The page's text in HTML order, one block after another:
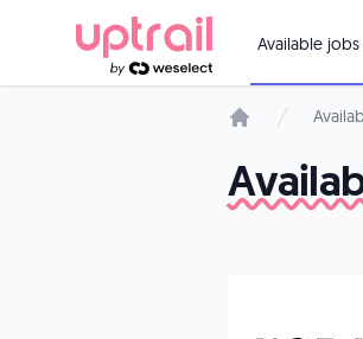
Available jobs